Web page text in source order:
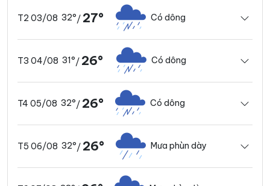
T2 03/08 32°/ 27° Có dông
T3 04/08 31°/ 26° Có dông
T4 05/08 32°/ 26° Có dông
T5 06/08 32°/ 26° Mưa phùn dày